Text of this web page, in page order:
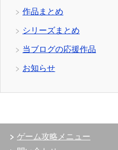
作品まとめ
シリーズまとめ
当ブログの応援作品
お知らせ
ゲーム攻略メニュー